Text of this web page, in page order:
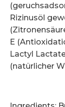
Rizinusöl
E
Lactyl
(natürlicher